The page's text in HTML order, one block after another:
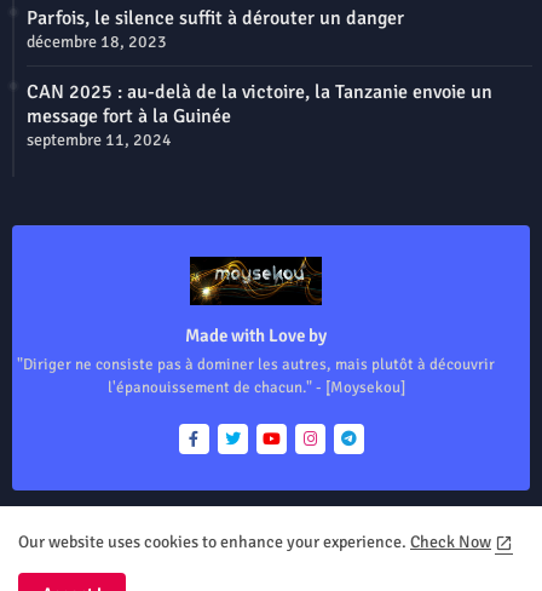
Parfois, le silence suffit à dérouter un danger
décembre 18, 2023
CAN 2025 : au-delà de la victoire, la Tanzanie envoie un
message fort à la Guinée
septembre 11, 2024
Made with Love by
"Diriger ne consiste pas à dominer les autres, mais plutôt à découvrir
l'épanouissement de chacun." - [Moysekou]
Home About Contact
Our website uses cookies to enhance your experience. Check Now